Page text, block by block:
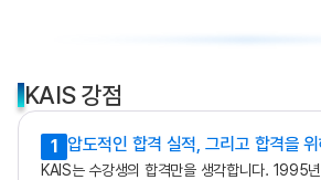
KAIS 강점
1 압도적인 합격 실적, 그리고 합격을
KAIS는 수강생의 합격만을 생각합니다. 1995